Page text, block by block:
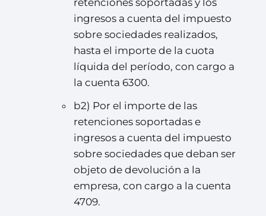
retenciones soportadas y los
ingresos a cuenta del impuesto
sobre sociedades realizados,
hasta el importe de la cuota
líquida del período, con cargo a
la cuenta 6300.
b2) Por el importe de las
retenciones soportadas e
ingresos a cuenta del impuesto
sobre sociedades que deban ser
objeto de devolución a la
empresa, con cargo a la cuenta
4709.